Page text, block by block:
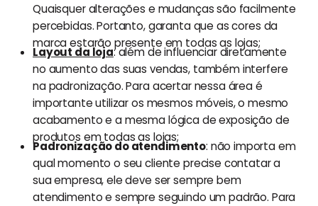
Quaisquer alterações e mudanças são facilmente
percebidas. Portanto, garanta que as cores da
marca estarão presente em todas as lojas;
Layout da loja: além de influenciar diretamente
no aumento das suas vendas, também interfere
na padronização. Para acertar nessa área é
importante utilizar os mesmos móveis, o mesmo
acabamento e a mesma lógica de exposição de
produtos em todas as lojas;
Padronização do atendimento: não importa em
qual momento o seu cliente precise contatar a
sua empresa, ele deve ser sempre bem
atendimento e sempre seguindo um padrão. Para